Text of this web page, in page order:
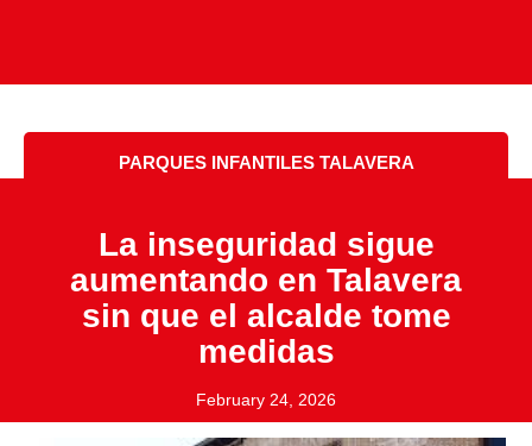
PARQUES INFANTILES TALAVERA
La inseguridad sigue
aumentando en Talavera
sin que el alcalde tome
medidas
February 24, 2026